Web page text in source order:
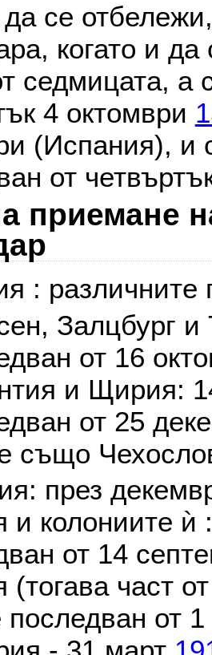
се
когато и
седмицата, а
4 октомври
(Испания), и
от
приемане
:
Залцбург
от 16
и Щирия:
от 25
също
през
и колониите
от 14
(тогава част
последван от